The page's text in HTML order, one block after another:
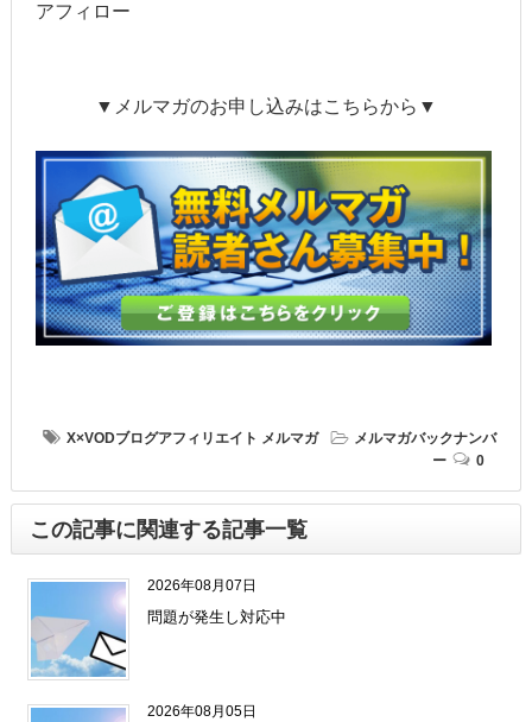
アフィロー
▼メルマガのお申し込みはこちらから▼
X×VODブログアフィリエイト メルマガ
メルマガバックナンバ
ー
0
この記事に関連する記事一覧
2026年08月07日
問題が発生し対応中
2026年08月05日